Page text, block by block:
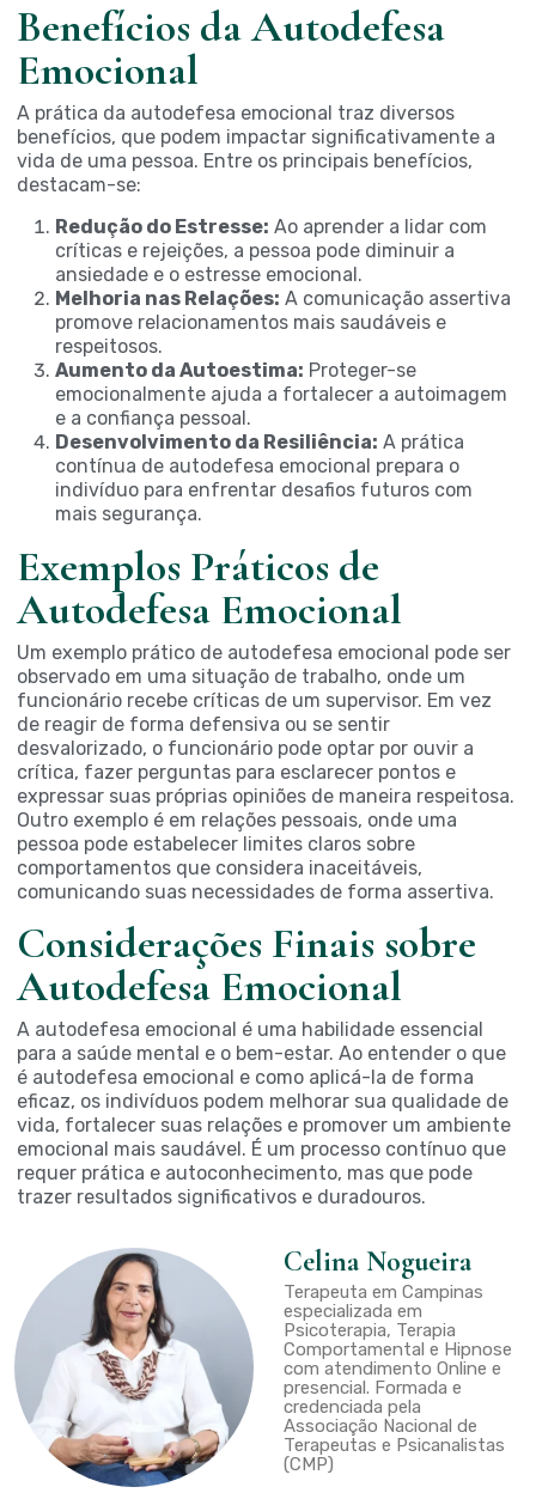
Benefícios da Autodefesa
Emocional
A prática da autodefesa emocional traz diversos
benefícios, que podem impactar significativamente a
vida de uma pessoa. Entre os principais benefícios,
destacam-se:
Redução do Estresse: Ao aprender a lidar com
críticas e rejeições, a pessoa pode diminuir a
ansiedade e o estresse emocional.
Melhoria nas Relações: A comunicação assertiva
promove relacionamentos mais saudáveis e
respeitosos.
Aumento da Autoestima: Proteger-se
emocionalmente ajuda a fortalecer a autoimagem
e a confiança pessoal.
Desenvolvimento da Resiliência: A prática
contínua de autodefesa emocional prepara o
indivíduo para enfrentar desafios futuros com
mais segurança.
Exemplos Práticos de
Autodefesa Emocional
Um exemplo prático de autodefesa emocional pode ser
observado em uma situação de trabalho, onde um
funcionário recebe críticas de um supervisor. Em vez
de reagir de forma defensiva ou se sentir
desvalorizado, o funcionário pode optar por ouvir a
crítica, fazer perguntas para esclarecer pontos e
expressar suas próprias opiniões de maneira respeitosa.
Outro exemplo é em relações pessoais, onde uma
pessoa pode estabelecer limites claros sobre
comportamentos que considera inaceitáveis,
comunicando suas necessidades de forma assertiva.
Considerações Finais sobre
Autodefesa Emocional
A autodefesa emocional é uma habilidade essencial
para a saúde mental e o bem-estar. Ao entender o que
é autodefesa emocional e como aplicá-la de forma
eficaz, os indivíduos podem melhorar sua qualidade de
vida, fortalecer suas relações e promover um ambiente
emocional mais saudável. É um processo contínuo que
requer prática e autoconhecimento, mas que pode
trazer resultados significativos e duradouros.
Celina Nogueira
Terapeuta em Campinas
especializada em
Psicoterapia, Terapia
Comportamental e Hipnose
com atendimento Online e
presencial. Formada e
credenciada pela
Associação Nacional de
Terapeutas e Psicanalistas
(CMP)